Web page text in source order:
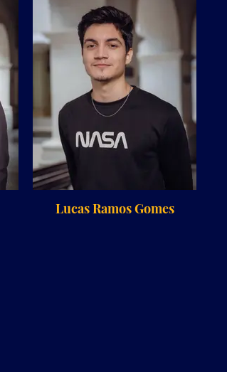
Lucas Ramos Gomes